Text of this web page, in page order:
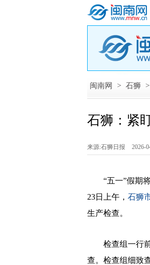
闽南网 > 石狮 >
石狮：紧
来源:石狮日报 2026-
“五一”假期将
23日上午， 石狮
生产检查。
检查组一行前
查。检查组细致